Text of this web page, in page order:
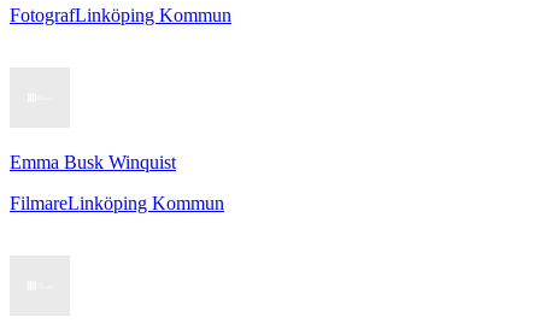
FotografLinköping Kommun
Emma Busk Winquist
FilmareLinköping Kommun